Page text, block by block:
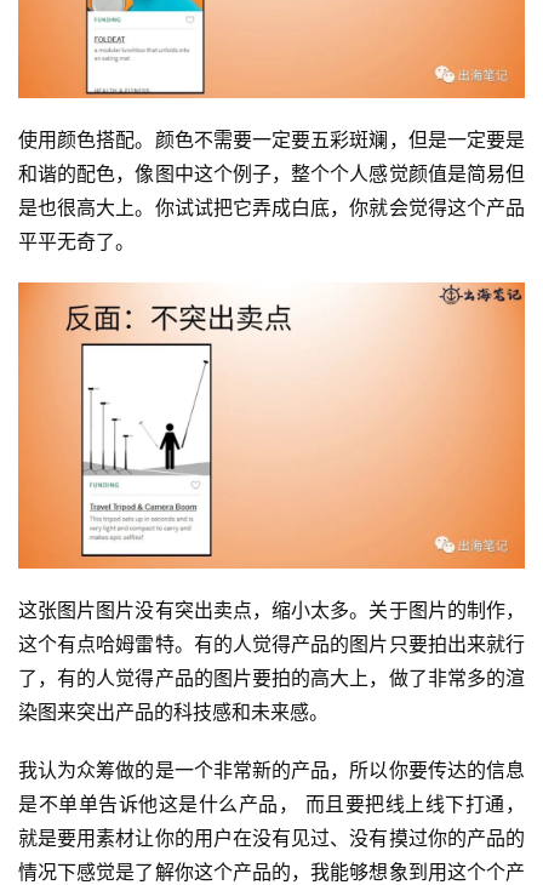
使用颜色搭配。颜色不需要一定要五彩斑斓，但是一定要是
和谐的配色，像图中这个例子，整个个人感觉颜值是简易但
是也很高大上。你试试把它弄成白底，你就会觉得这个产品
平平无奇了。
这张图片图片没有突出卖点，缩小太多。关于图片的制作，
这个有点哈姆雷特。有的人觉得产品的图片只要拍出来就行
了，有的人觉得产品的图片要拍的高大上，做了非常多的渲
染图来突出产品的科技感和未来感。
我认为众筹做的是一个非常新的产品，所以你要传达的信息
是不单单告诉他这是什么产品， 而且要把线上线下打通，
就是要用素材让你的用户在没有见过、没有摸过你的产品的
情况下感觉是了解你这个产品的，我能够想象到用这个个产